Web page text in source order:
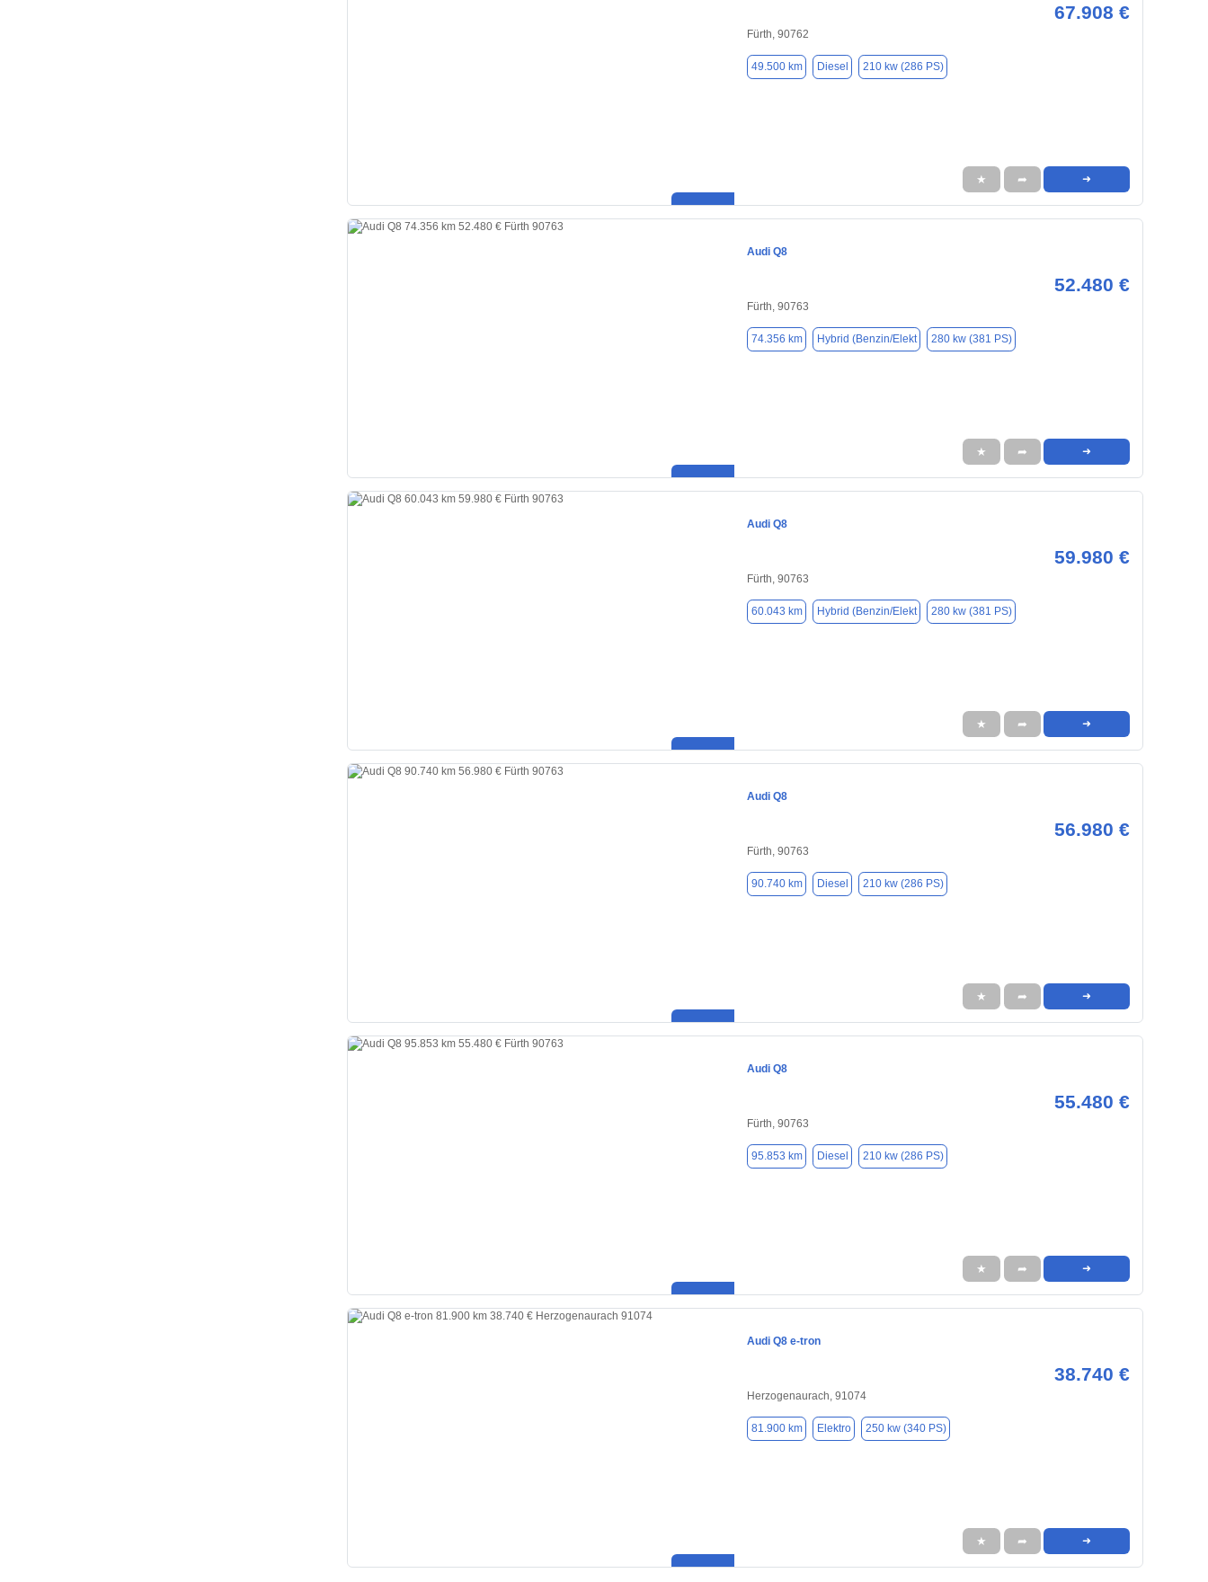
67.908 €
Fürth, 90762
49.500 km Diesel 210 kw (286 PS)
★ ➦ ➜
Audi Q8
52.480 €
Fürth, 90763
74.356 km Hybrid (Benzin/Elekt 280 kw (381 PS)
★ ➦ ➜
Audi Q8
59.980 €
Fürth, 90763
60.043 km Hybrid (Benzin/Elekt 280 kw (381 PS)
★ ➦ ➜
Audi Q8
56.980 €
Fürth, 90763
90.740 km Diesel 210 kw (286 PS)
★ ➦ ➜
Audi Q8
55.480 €
Fürth, 90763
95.853 km Diesel 210 kw (286 PS)
★ ➦ ➜
Audi Q8 e-tron
38.740 €
Herzogenaurach, 91074
81.900 km Elektro 250 kw (340 PS)
★ ➦ ➜